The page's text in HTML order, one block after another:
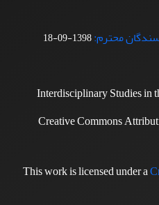
محترم:1398-09-18
Interdisciplinary Studies in
Creative Commons
This work is licensed under a